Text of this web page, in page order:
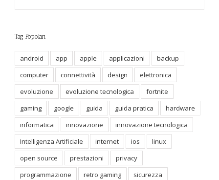
Tag Popolari
android app apple applicazioni
backup
computer
connettività design
elettronica
evoluzione
evoluzione tecnologica
fortnite
gaming
google guida guida pratica
hardware
informatica
innovazione
innovazione tecnologica
Intelligenza Artificiale
internet ios
linux
open source
prestazioni
privacy
programmazione
retro gaming
sicurezza